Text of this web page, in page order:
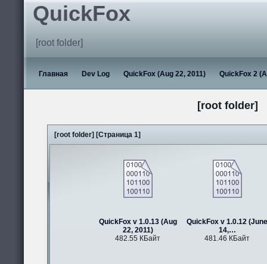
QuickFox
[root folder]
Главная Dev Log QuickFox (Aug 22, 2011) QuickFox 2
[root folder]
[root folder] [Страница 1]
QuickFox v 1.0.13 (Aug
22, 2011)
482.55 КБайт
QuickFox v 1.0.12
14,…
481.46 КБайт